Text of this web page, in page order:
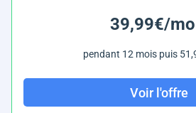
39,99€/
pendant 12 mois puis
Voir l'offre